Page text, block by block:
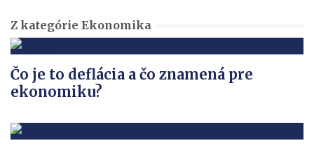
Z kategórie Ekonomika
Čo je to deflácia a čo znamená pre
ekonomiku?